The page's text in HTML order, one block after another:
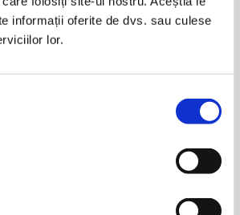
informații oferite de dvs. sau culese
lor.
romanesti (volumul 5)